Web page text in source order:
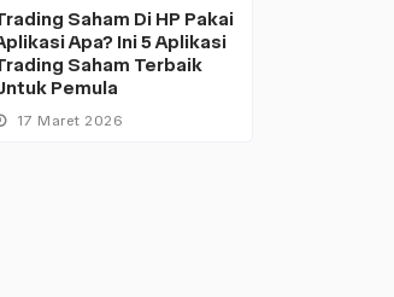
Saham Di HP Pakai
Apa? Ini 5 Aplikasi
Saham Terbaik
Pemula
17 Maret 2026